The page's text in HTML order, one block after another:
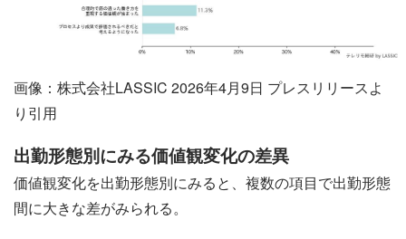
画像：株式会社LASSIC 2026年4月9日 プレスリリースよ
り引用
出勤形態別にみる価値観変化の差異
価値観変化を出勤形態別にみると、複数の項目で出勤形態
間に大きな差がみられる。